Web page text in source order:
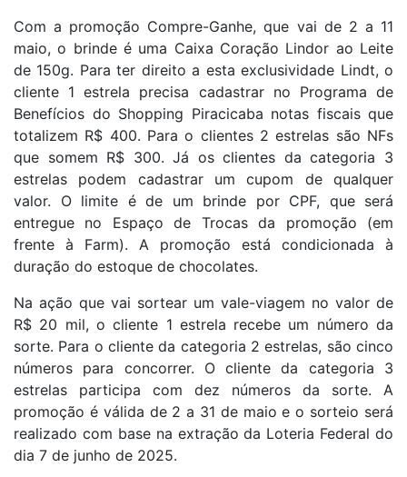
Com a promoção Compre-Ganhe, que vai de 2 a 11
maio, o brinde é uma Caixa Coração Lindor ao Leite
de 150g. Para ter direito a esta exclusividade Lindt, o
cliente 1 estrela precisa cadastrar no Programa de
Benefícios do Shopping Piracicaba notas fiscais que
totalizem R$ 400. Para o clientes 2 estrelas são NFs
que somem R$ 300. Já os clientes da categoria 3
estrelas podem cadastrar um cupom de qualquer
valor. O limite é de um brinde por CPF, que será
entregue no Espaço de Trocas da promoção (em
frente à Farm). A promoção está condicionada à
duração do estoque de chocolates.
Na ação que vai sortear um vale-viagem no valor de
R$ 20 mil, o cliente 1 estrela recebe um número da
sorte. Para o cliente da categoria 2 estrelas, são cinco
números para concorrer. O cliente da categoria 3
estrelas participa com dez números da sorte. A
promoção é válida de 2 a 31 de maio e o sorteio será
realizado com base na extração da Loteria Federal do
dia 7 de junho de 2025.